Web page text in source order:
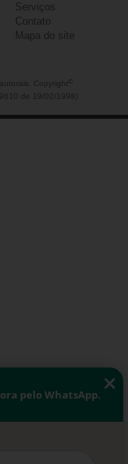
Serviços
Contato
Mapa do site
Copyright
de 19/02/1998)
pelo WhatsApp.